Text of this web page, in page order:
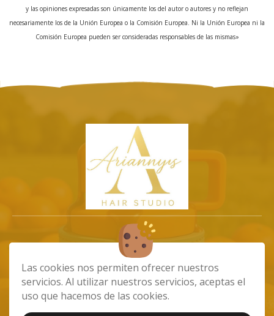
Las cookies nos permiten ofrecer nuestros
servicios. Al utilizar nuestros servicios, aceptas el
uso que hacemos de las cookies.
y las opiniones expresadas son únicamente los del autor o autores y no reflejan
necesariamente los de la Unión Europea o la Comisión Europea. Ni la Unión Europea ni la
Comisión Europea pueden ser consideradas responsables de las mismas»
info@ariannystiendaonline.com
675102532
Av. de Carlos V, 45, 35240 Carrizal, Las
Palmas